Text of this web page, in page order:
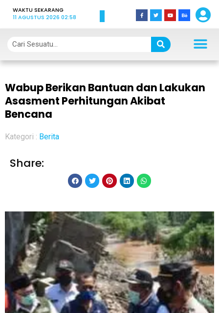
WAKTU SEKARANG
11 AGUSTUS 2026 02:58
Wabup Berikan Bantuan dan Lakukan
Asasment Perhitungan Akibat
Bencana
Kategori : Berita
Share: